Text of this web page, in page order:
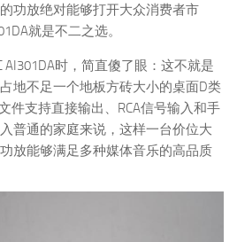
功放绝对能够打开大众消费者市
就是不二之选。
AI301DA时，简直傻了眼：这不就是
地不足一个地板方砖大小的桌面D类
件支持直接输出、RCA信号输入和手
普通的家庭来说，这样一台价位大
放能够满足多种媒体音乐的高品质